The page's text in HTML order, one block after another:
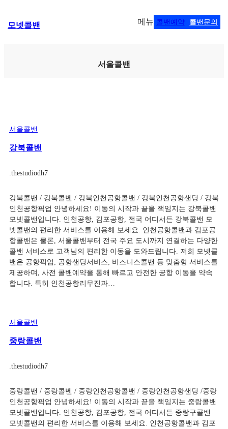
텐
모넷콜밴 메뉴 콜밴예약 콜밴문의
서울콜밴
서울콜밴
강북콜밴
thestudiodh7
강북콜밴 / 강북콜벤 / 강북인천공항콜밴 / 강북인천공항샌딩 / 강북
인천공항픽업 안녕하세요! 이동의 시작과 끝을 책임지는 강북콜밴
모넷콜밴입니다. 인천공항, 김포공항, 전국 어디서든 강북콜밴 모
넷콜밴의 편리한 서비스를 이용해 보세요. 인천공항콜밴과 김포공
항콜밴은 물론, 서울콜밴부터 전국 주요 도시까지 연결하는 다양한
콜밴 서비스로 고객님의 편리한 이동을 도와드립니다. 저희 모넷콜
밴은 공항픽업, 공항샌딩서비스, 비즈니스콜밴 등 맞춤형 서비스를
제공하며, 사전 콜밴예약을 통해 빠르고 안전한 공항 이동을 약속
합니다. 특히 인천공항리무진과…
서울콜밴
중랑콜밴
thestudiodh7
중랑콜밴 / 중랑콜벤 / 중랑인천공항콜밴 / 중랑인천공항샌딩 /중랑
인천공항픽업 안녕하세요! 이동의 시작과 끝을 책임지는 중랑콜밴
모넷콜밴입니다. 인천공항, 김포공항, 전국 어디서든 중랑구콜밴
모넷콜밴의 편리한 서비스를 이용해 보세요. 인천공항콜밴과 김포